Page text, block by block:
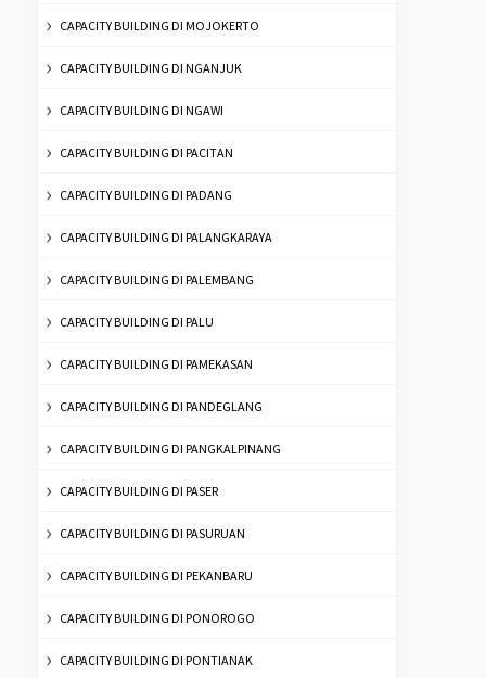
CAPACITY BUILDING DI MOJOKERTO
CAPACITY BUILDING DI NGANJUK
CAPACITY BUILDING DI NGAWI
CAPACITY BUILDING DI PACITAN
CAPACITY BUILDING DI PADANG
CAPACITY BUILDING DI PALANGKARAYA
CAPACITY BUILDING DI PALEMBANG
CAPACITY BUILDING DI PALU
CAPACITY BUILDING DI PAMEKASAN
CAPACITY BUILDING DI PANDEGLANG
CAPACITY BUILDING DI PANGKALPINANG
CAPACITY BUILDING DI PASER
CAPACITY BUILDING DI PASURUAN
CAPACITY BUILDING DI PEKANBARU
CAPACITY BUILDING DI PONOROGO
CAPACITY BUILDING DI PONTIANAK